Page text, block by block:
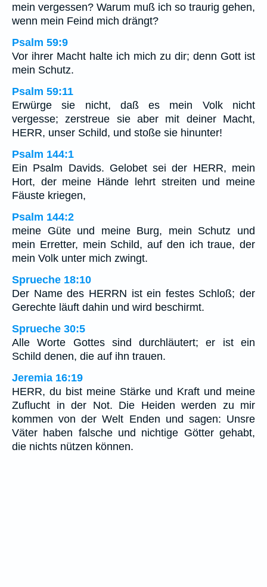
mein vergessen? Warum muß ich so traurig gehen,
wenn mein Feind mich drängt?
Psalm 59:9
Vor ihrer Macht halte ich mich zu dir; denn Gott ist
mein Schutz.
Psalm 59:11
Erwürge sie nicht, daß es mein Volk nicht
vergesse; zerstreue sie aber mit deiner Macht,
HERR, unser Schild, und stoße sie hinunter!
Psalm 144:1
Ein Psalm Davids. Gelobet sei der HERR, mein
Hort, der meine Hände lehrt streiten und meine
Fäuste kriegen,
Psalm 144:2
meine Güte und meine Burg, mein Schutz und
mein Erretter, mein Schild, auf den ich traue, der
mein Volk unter mich zwingt.
Sprueche 18:10
Der Name des HERRN ist ein festes Schloß; der
Gerechte läuft dahin und wird beschirmt.
Sprueche 30:5
Alle Worte Gottes sind durchläutert; er ist ein
Schild denen, die auf ihn trauen.
Jeremia 16:19
HERR, du bist meine Stärke und Kraft und meine
Zuflucht in der Not. Die Heiden werden zu mir
kommen von der Welt Enden und sagen: Unsre
Väter haben falsche und nichtige Götter gehabt,
die nichts nützen können.